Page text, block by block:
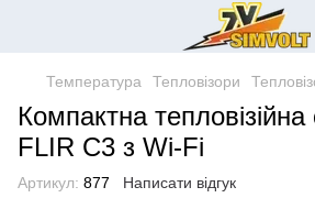
Температура Тепловізори
Компактна
FLIR C3 з Wi-Fi
Артикул: 877 Написати відгук